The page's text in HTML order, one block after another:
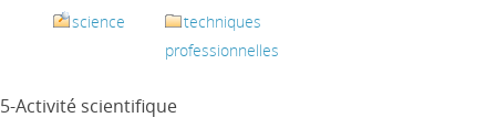
science
techniques
professionnelles
5-Activité scientifique